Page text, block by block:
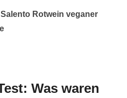
Rotwein veganer
Was waren